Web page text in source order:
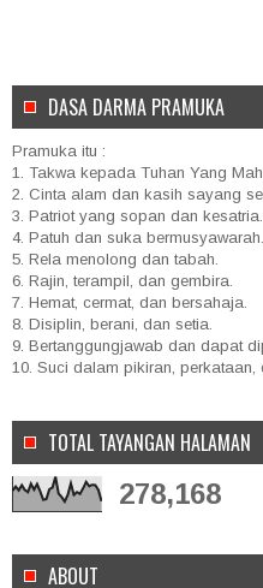
DASA DARMA PRAMUKA
Pramuka itu :
1. Takwa kepada Tuhan Yang
2. Cinta alam dan kasih sayang
3. Patriot yang sopan dan kesatria.
4. Patuh dan suka bermusyawarah.
5. Rela menolong dan tabah.
6. Rajin, terampil, dan gembira.
7. Hemat, cermat, dan bersahaja.
8. Disiplin, berani, dan setia.
9. Bertanggungjawab dan dapat
10. Suci dalam pikiran, perkataan,
TOTAL TAYANGAN HALAMAN
278,168
ABOUT